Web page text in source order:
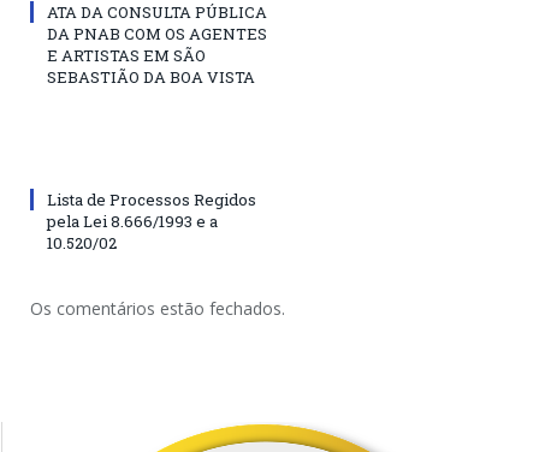
ATA DA CONSULTA PÚBLICA
DA PNAB COM OS AGENTES
E ARTISTAS EM SÃO
SEBASTIÃO DA BOA VISTA
Lista de Processos Regidos
pela Lei 8.666/1993 e a
10.520/02
Os comentários estão fechados.